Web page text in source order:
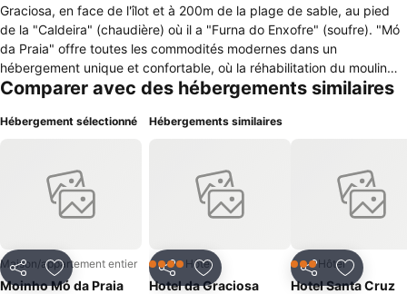
Graciosa, en face de l'îlot et à 200m de la plage de sable, au pied
de la "Caldeira" (chaudière) où il a "Furna do Enxofre" (soufre). "Mó
da Praia" offre toutes les commodités modernes dans un
hébergement unique et confortable, où la réhabilitation du moulin
visait à préserver autant de ses caractéristiques d'origine.
chambre à coucher dans le dôme avec lit double et simple (lits
du vent - gril de barbecue Ils sont fournis bicyclettes et autres
services de appui, qui vous permettent d'apprendre à connaître l'île
et ses habitants accueillants.
Comparer avec des hébergements similaires
Hébergement sélectionné
PartagerAjouter à mes favoris
Maison/appartement entier
Moinho Mó da Praia
Hébergements similaires
PartagerAjouter à mes favoris
4 ÉtoilesHôtel
Hotel da Graciosa
PartagerAjouter
3 ÉtoilesHôtel
Hotel Santa Cruz